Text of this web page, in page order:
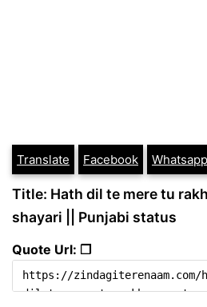
Translate Facebook Whatsapp
Title: Hath dil te mere tu
shayari || Punjabi status
Quote Url: ❐